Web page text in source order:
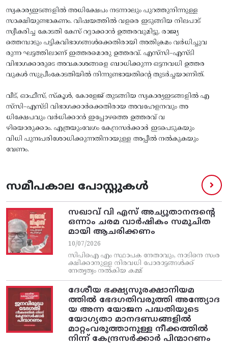
സ്വകാര്യഇടങ്ങളിൽ അധിക്ഷേപം നടന്നാലും പുറത്തുനിന്നുള്ള
സാക്ഷിയുണ്ടാകണം. വിഷയത്തിൽ വളരെ ഇടുങ്ങിയ നിലപാട്‌
സ്വീകരിച്ച കോടതി കേസ്‌ റദ്ദാക്കാൻ ഉത്തരവുമിട്ടു. രാജ്യ
ത്തെമ്പാടും പട്ടികവിഭാഗങ്ങൾക്കെതിരായി അതിക്രമം വർധിച്ചുവ
രുന്ന ഘട്ടത്തിലാണ്‌ ഇത്തരമൊരു ഉത്തരവ്‌. എസ്‌സി–എസ്‌ടി
വിഭാഗക്കാരുടെ അവകാശങ്ങളെ ബാധിക്കുന്ന ഒട്ടനവധി ഉത്തര
വുകൾ സുപ്രീംകോടതിയിൽ നിന്നുണ്ടായതിന്റെ തുടർച്ചയാണിത്‌.
വീട്‌, ഓഫീസ്‌, സ്‌കൂൾ, കോളേജ്‌ തുടങ്ങിയ സ്വകാര്യഇടങ്ങളിൽ എ
സ്‌സി–എസ്‌ടി വിഭാഗക്കാർക്കെതിരായ അവഹേളനവും അ
ധിക്ഷേപവും വർധിക്കാൻ ഇപ്പോഴത്തെ ഉത്തരവ്‌ വ
ഴിയൊരുക്കാം. എത്രയുംവേഗം കേന്ദ്രസർക്കാർ ഇടപെടുകയും
വിധി പുനഃപരിശോധിക്കുന്നതിനായുള്ള അപ്പീൽ നൽകുകയും
വേണം.
സമീപകാല പോസ്റ്റുകൾ
സഖാവ് വി എസ്‌ അച്യുതാനന്ദന്റെ
ഒന്നാം ചരമ വാര്‍ഷികം സമുചിത
മായി ആചരിക്കണം
10/07/2026
സിപിഐ എം സ്ഥാപക നേതാവും, നാടിനെ സംര
ക്ഷിക്കാനുള്ള നിരവധി പോരാട്ടങ്ങള്‍ക്ക്‌
നേതൃത്വം നല്‍കിയ കമ്മ്
ദേശീയ ഭക്ഷ്യസുരക്ഷാനിയമ
ത്തിൽ ഭേദഗതിവരുത്തി അന്ത്യോദ
യ അന്ന യോജന പദ്ധതിയുടെ
യോഗ്യതാ മാനദണ്ഡങ്ങളിൽ
മാറ്റംവരുത്താനുള്ള നീക്കത്തിൽ
നിന്ന്‌ കേന്ദ്രസർക്കാർ പിന്മാറണം